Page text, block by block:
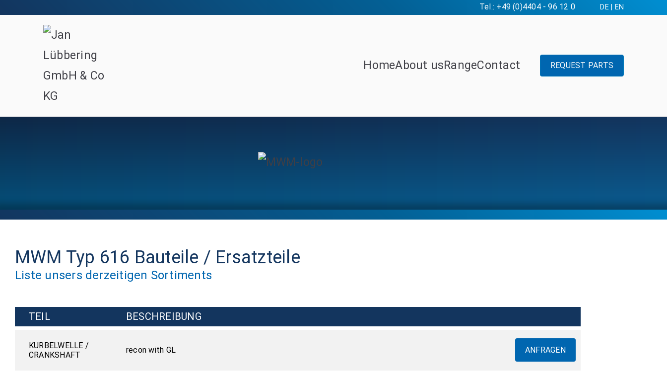
Tel.: +49 (0)4404 - 96 12 0 DE| EN
HomeAbout usRangeContact REQUEST PARTS
MWM Typ 616 Bauteile / Ersatzteile
Liste unsers derzeitigen Sortiments
TEIL BESCHREIBUNG
KURBELWELLE /
CRANKSHAFT
recon with GL ANFRAGEN